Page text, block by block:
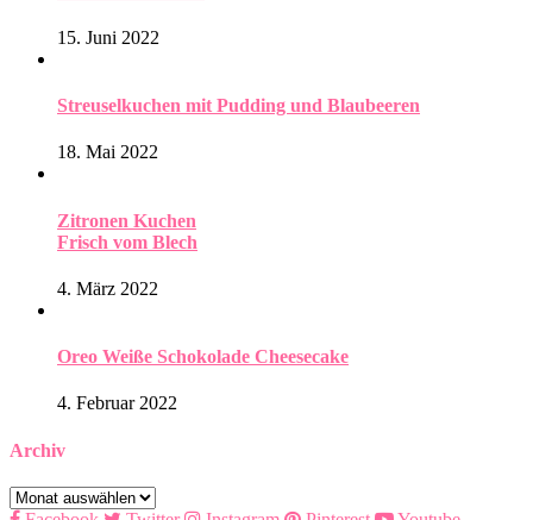
15. Juni 2022
Streuselkuchen mit Pudding und Blaubeeren
18. Mai 2022
Zitronen Kuchen
Frisch vom Blech
4. März 2022
Oreo Weiße Schokolade Cheesecake
4. Februar 2022
Archiv
Archiv